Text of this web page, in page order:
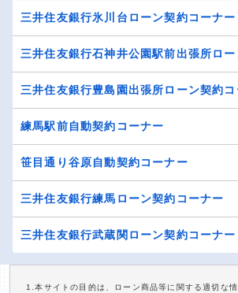
三井住友銀行氷川台ローン契約コーナー
三井住友銀行石神井公園駅前出張所ロ
三井住友銀行豊島園出張所ローン契約
練馬駅前自動契約コーナー
笹目通り谷原自動契約コーナー
三井住友銀行練馬ローン契約コーナー
三井住友銀行武蔵関ローン契約コーナー
1.本サイトの目的は、ローン商品等に関する適切な